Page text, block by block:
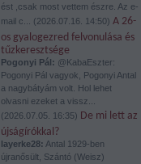
ést ,csak most vettem észre. Az e-
mail c...
(2026.07.16. 14:50) A 26-
os gyalogezred felvonulása és
tűzkeresztsége
Pogonyi Pál: @KabaEszter:
Pogonyi Pál vagyok, Pogonyi Antal
a nagybátyám volt. Hol lehet
olvasni ezeket a vissz...
(2026.07.05. 16:35) De mi lett az
újságírókkal?
layerke28: Antal 1929-ben
újranősült, Szántó (Weisz)